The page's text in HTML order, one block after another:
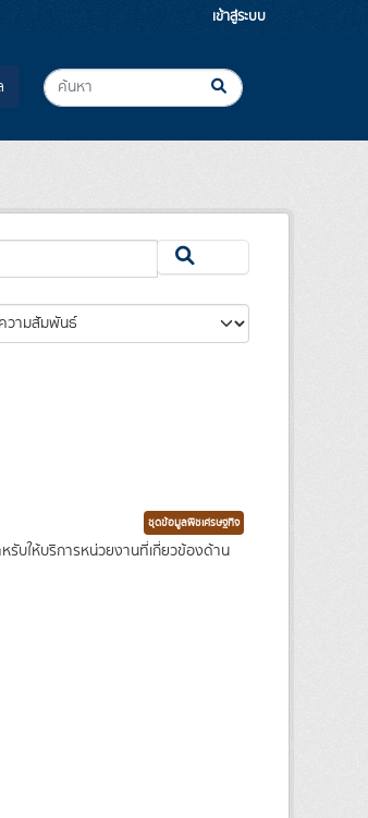
เข้าสู่ระบบ
ชุดข้อมูลพืชเศรษฐกิจ
รับให้บริการหน่วยงานที่เกี่ยวข้องด้าน